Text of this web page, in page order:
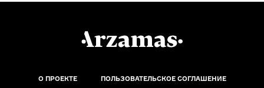
О ПРОЕКТЕ ПОЛЬЗОВАТЕЛЬСКОЕ СОГЛАШЕНИЕ